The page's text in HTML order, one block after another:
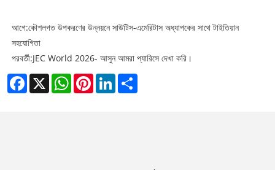
আগে:কৌশলগত উপকরণের উন্নয়নে সাউটিস-এমেরিটাস অধ্যাপকের সাথে টাইতিয়ান
সহযোগিতা
পরবর্তী:JEC World 2026- আসুন আমরা প্যারিসে দেখা করি।
Facebook
X WhatsAppPinterestLinkedIn